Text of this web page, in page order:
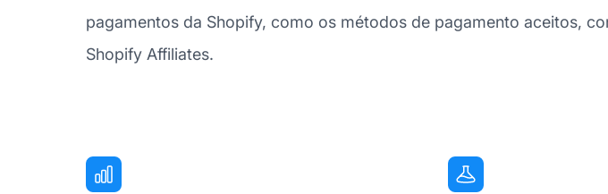
pagamentos da Shopify, como os métodos de pagamento aceitos,
Shopify Affiliates.